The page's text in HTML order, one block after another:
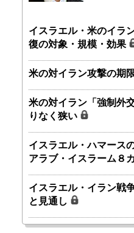
イスラエル・米のイラ
復の対象・規模・効果
米の対イラン攻撃の期
米の対イラン「強制外
りなく狭い
イスラエル・ハマース
アラブ・イスラーム８
イスラエル・イラン戦
と見通し